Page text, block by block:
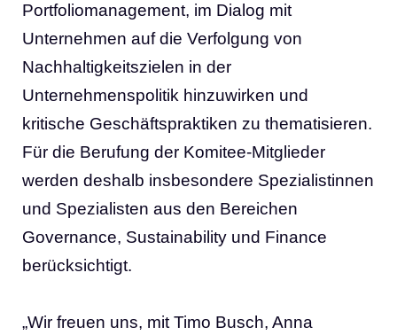
Portfoliomanagement, im Dialog mit
Unternehmen auf die Verfolgung von
Nachhaltigkeitszielen in der
Unternehmenspolitik hinzuwirken und
kritische Geschäftspraktiken zu thematisieren.
Für die Berufung der Komitee-Mitglieder
werden deshalb insbesondere Spezialistinnen
und Spezialisten aus den Bereichen
Governance, Sustainability und Finance
berücksichtigt.
„Wir freuen uns, mit Timo Busch, Anna